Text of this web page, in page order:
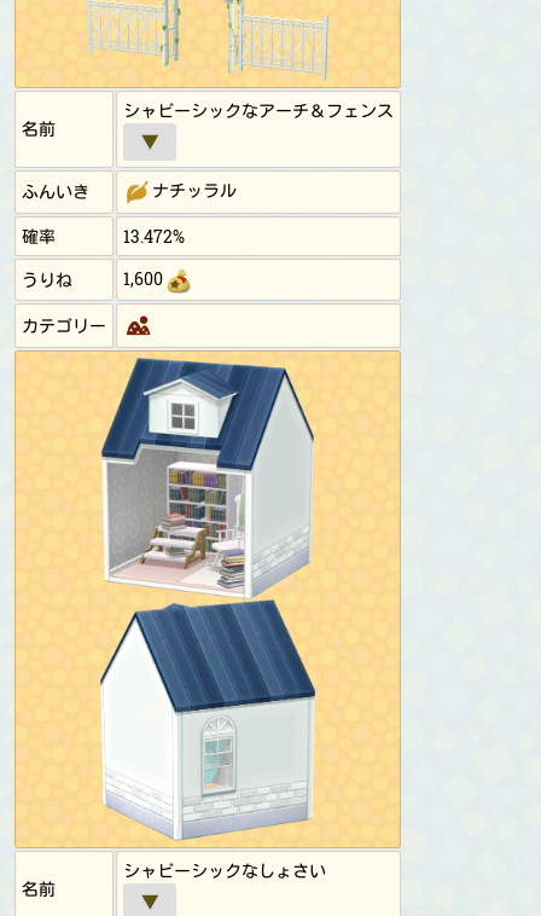
名前
シャビーシックなアーチ＆フェンス
▼
ふんいき
ナチッラル
確率
13.472%
うりね
1,600
カテゴリー
名前
シャビーシックなしょさい
▼